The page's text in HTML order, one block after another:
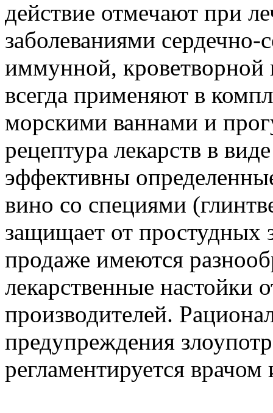
действие отмечают при
заболеваниями
иммунной,
всегда применяют в
морскими ваннами и
рецептура лекарств в
эффективны
вино со специями
защищает от простудных
продаже имеются
лекарственные настойки
производителей.
предупреждения
регламентируется